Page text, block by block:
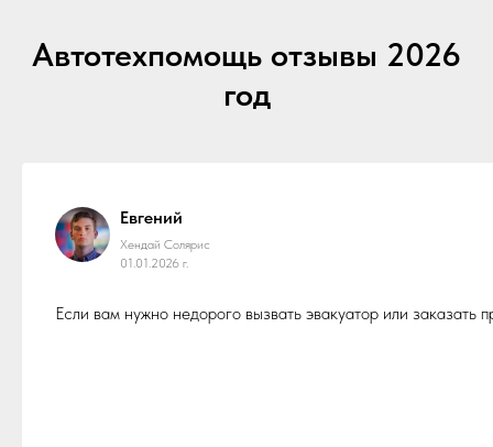
Автотехпомощь отзывы 2026
год
Евгений
Хендай Солярис
01.01.2026 г.
Если вам нужно недорого вызвать эвакуатор или